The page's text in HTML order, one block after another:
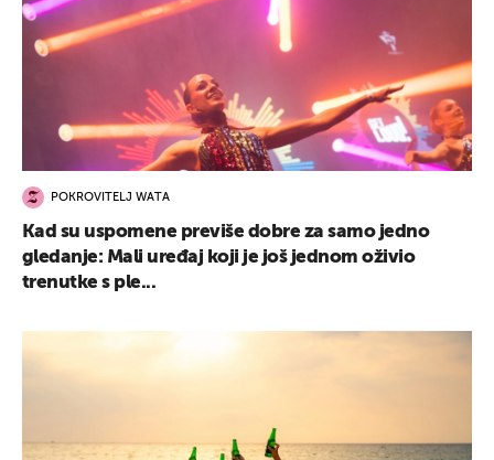
POKROVITELJ WATA
Kad su uspomene previše dobre za samo jedno
gledanje: Mali uređaj koji je još jednom oživio
trenutke s ple...